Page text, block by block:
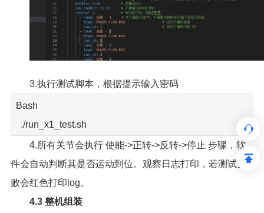
3.执行测试脚本，根据提示输入密码
Bash
./run_x1_test.sh
4.所有关节会执行 使能->正转->反转->停止 步骤，软
件会自动判断其是否运动到位。观察日志打印，若测试失
败会红色打印log。
4.3 整机组装